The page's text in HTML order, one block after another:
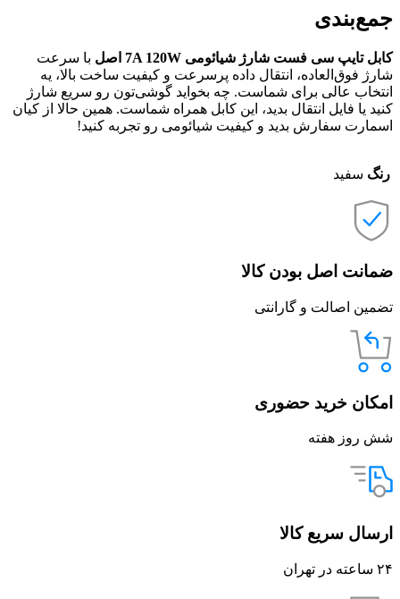
جمع‌بندی
کابل تایپ سی فست شارژ شیائومی 7A 120W اصل
با سرعت
شارژ فوق‌العاده، انتقال داده پرسرعت و کیفیت ساخت بالا، یه
انتخاب عالی برای شماست. چه بخواید گوشی‌تون رو سریع شارژ
کنید یا فایل انتقال بدید، این کابل همراه شماست. همین حالا از کیان
اسمارت سفارش بدید و کیفیت شیائومی رو تجربه کنید!
رنگ سفید
ضمانت اصل بودن کالا
تضمین اصالت و گارانتی
امکان خرید حضوری
شش روز هفته
ارسال سریع کالا
۲۴ ساعته در تهران